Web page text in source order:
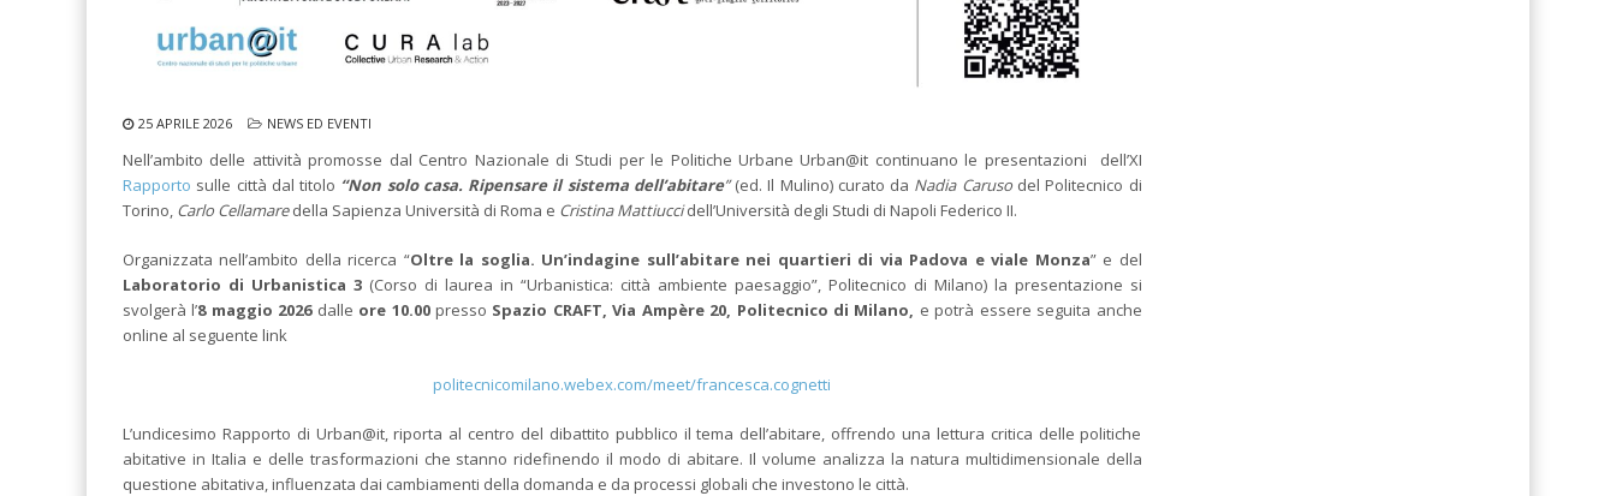
25 APRILE 2026 NEWS ED EVENTI
Nell’ambito delle attività promosse dal Centro Nazionale di Studi per le Politiche Urbane Urban@it continuano le presentazioni dell’XI
Rapporto sulle città dal titolo “Non solo casa. Ripensare il sistema dell’abitare”(ed. Il Mulino) curato da Nadia Carusodel Politecnico di
Torino, Carlo Cellamaredella Sapienza Università di Roma e Cristina Mattiuccidell’Università degli Studi di Napoli Federico II.
Organizzata nell’ambito della ricerca “Oltre la soglia. Un’indagine sull’abitare nei quartieri di via Padova e viale Monza” e del
Laboratorio di Urbanistica 3(Corso di laurea in “Urbanistica: città ambiente paesaggio”, Politecnico di Milano) la presentazione si
svolgerà l’8 maggio 2026dalle ore 10.00presso Spazio CRAFT, Via Ampère 20, Politecnico di Milano, e potrà essere seguita anche
online al seguente link
politecnicomilano.webex.com/meet/francesca.cognetti
L’undicesimo Rapporto di Urban@it, riporta al centro del dibattito pubblico il tema dell’abitare, offrendo una lettura critica delle politiche
abitative in Italia e delle trasformazioni che stanno ridefinendo il modo di abitare. Il volume analizza la natura multidimensionale della
questione abitativa, influenzata dai cambiamenti della domanda e da processi globali che investono le città.